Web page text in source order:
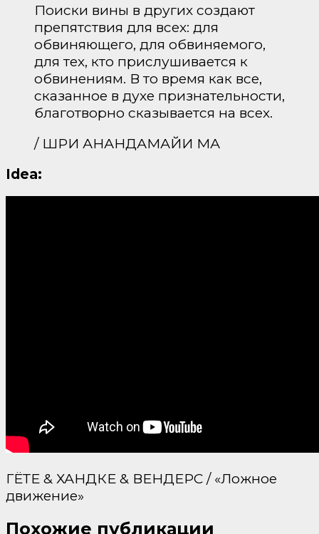
Поиски вины в других создают
препятствия для всех: для
обвиняющего, для обвиняемого,
для тех, кто прислушивается к
обвинениям. В то время как все,
сказанное в духе признательности,
благотворно сказывается на всех.
/ ШРИ АНАНДАМАЙИ МА
Idea:
ГЁТЕ & ХАНДКЕ & ВЕНДЕРС / «Ложное
движение»
Похожие публикации